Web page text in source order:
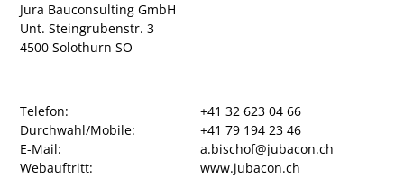
Jura Bauconsulting GmbH
Unt. Steingrubenstr. 3
4500 Solothurn SO
Telefon:
+41 32 623 04 66
Durchwahl/Mobile:
+41 79 194 23 46
E-Mail:
a.bischof@jubacon.ch
Webauftritt:
www.jubacon.ch